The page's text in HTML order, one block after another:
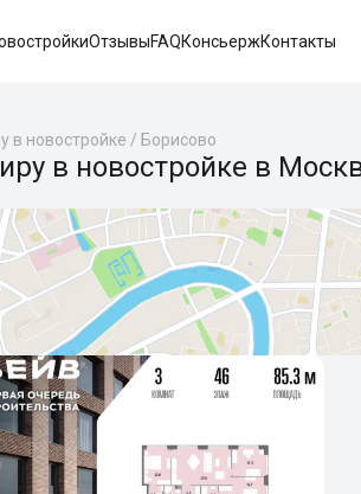
ОтзывыFAQКонсьержКонтакты
в новостройке / Борисово
в новостройке в